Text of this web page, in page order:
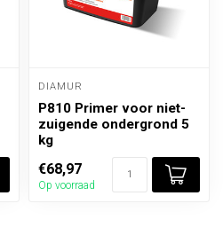
DIAMUR
P810 Primer voor niet-
zuigende ondergrond 5
kg
€68,97
Op voorraad